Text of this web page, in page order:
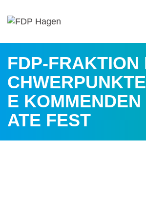
FDP-FRAKTION
E KOMMENDEN
ATE FEST